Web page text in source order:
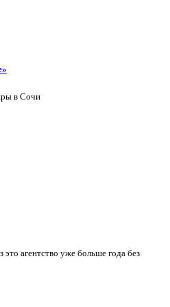
в Сочи
агентство уже больше года без